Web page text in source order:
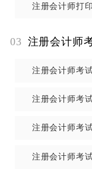
问题的能力。综
注册会计师打
03 注册会计师
注册会计师考
注册会计师考
注册会计师考
注册会计师考